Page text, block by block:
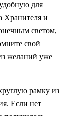
для
Хранителя и
светом,
свой
желаний уже
рамку из
Если нет